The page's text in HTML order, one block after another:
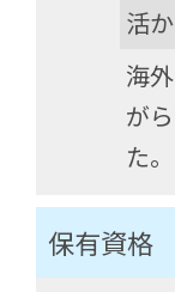
活
海
が
た。
保有資格